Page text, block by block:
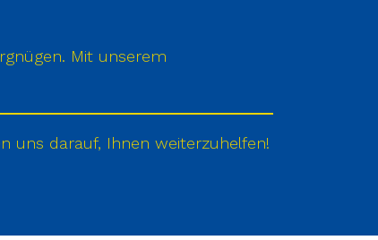
Mit unserem
uns darauf, Ihnen weiterzuhelfen!